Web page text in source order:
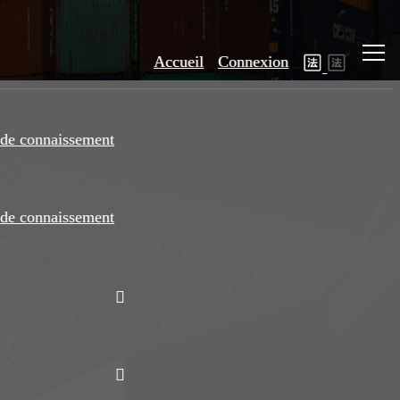
Accueil Connexion
connaissement
connaissement